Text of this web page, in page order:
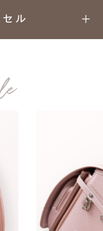
ラー。
艶やかな
肩ベルトに牛革
工皮革を使用し
特徴を持った
ル
心
全
える、